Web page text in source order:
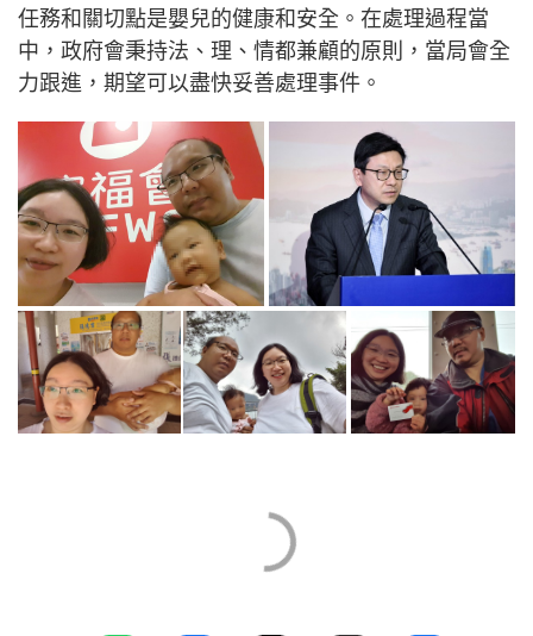
任務和關切點是嬰兒的健康和安全。在處理過程當
中，政府會秉持法、理、情都兼顧的原則，當局會全
力跟進，期望可以盡快妥善處理事件。